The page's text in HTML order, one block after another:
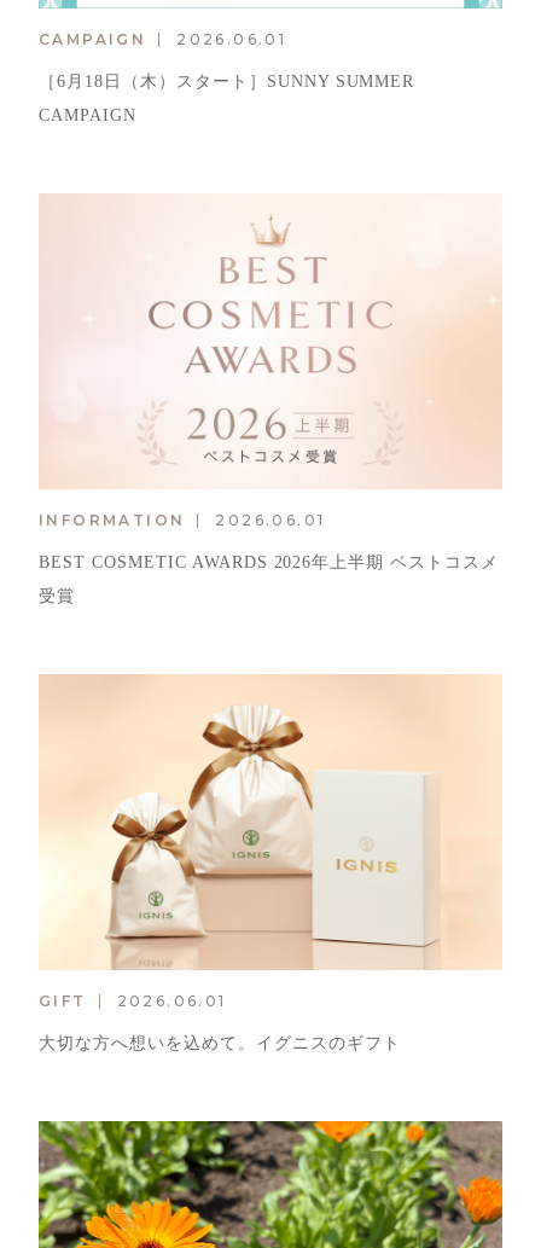
CAMPAIGN 2026.06.01
［6月18日（木）スタート］SUNNY SUMMER
CAMPAIGN
INFORMATION 2026.06.01
BEST COSMETIC AWARDS 2026年上半期 ベストコスメ
受賞
GIFT 2026.06.01
大切な方へ想いを込めて。イグニスのギフト